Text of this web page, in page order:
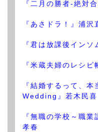
『二月の勝者-絶対
『あさドラ！』浦沢
『君は放課後イン
『米蔵夫婦のレシピ
『結婚するって、
Wedding』若木民喜
『無職の学校～職
孝春